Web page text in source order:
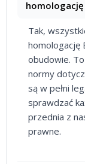
homologację
Tak,
homologację
obudowie.
normy
są w pełni
sprawdzać
przednia z
prawne.